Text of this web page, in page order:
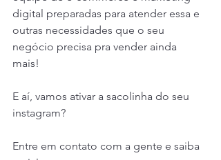
digital preparadas para atender essa e
outras necessidades que o seu
negócio precisa pra vender ainda
mais!
E aí, vamos ativar a sacolinha do seu
instagram?
Entre em contato com a gente e saiba